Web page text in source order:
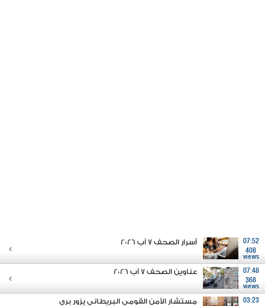
07:52
408
views
أسرار الصحف 7 آب 2026
07:48
368
views
عناوين الصحف 7 آب 2026
03:23
مستشار الأمن القومي البريطاني يزور بري